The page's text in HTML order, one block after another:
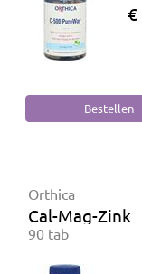
€
Orthica
Cal-Mag-Zink
90 tab